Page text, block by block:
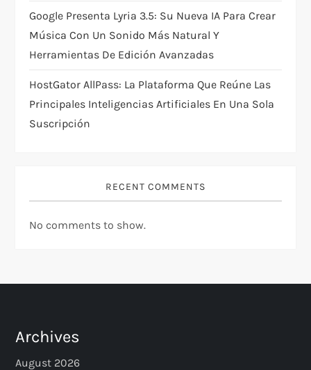
Google Presenta Lyria 3.5: Su Nueva IA Para Crear
Música Con Un Sonido Más Natural Y
Herramientas De Edición Avanzadas
HostGator AllPass: La Plataforma Que Reúne Las
Principales Inteligencias Artificiales En Una Sola
Suscripción
RECENT COMMENTS
No comments to show.
Archives
August 2026